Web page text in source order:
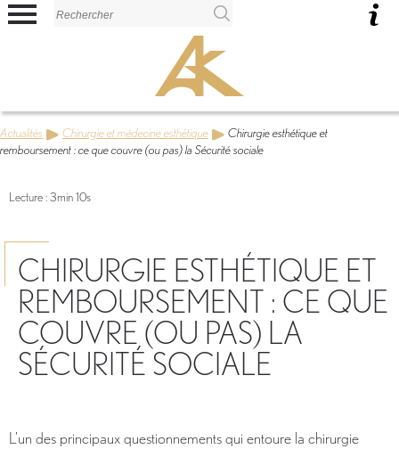
Actualités Chirurgie et médecine esthétique
Chirurgie esthétique et
remboursement : ce que couvre (ou pas) la Sécurité sociale
Lecture : 3min 10s
CHIRURGIE ESTHÉTIQUE ET
REMBOURSEMENT : CE QUE
COUVRE (OU PAS) LA
SÉCURITÉ SOCIALE
L’un des principaux questionnements qui entoure la chirurgie
Panneau de gestion des cookies